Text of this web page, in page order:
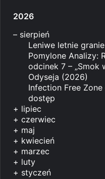
2026
– sierpień
Leniwe letnie
Pomylone Analizy:
odcinek 7 – „Smok
Odyseja (2026)
Infection Free
dostęp
+ lipiec
+ czerwiec
+ maj
+ kwiecień
+ marzec
+ luty
+ styczeń